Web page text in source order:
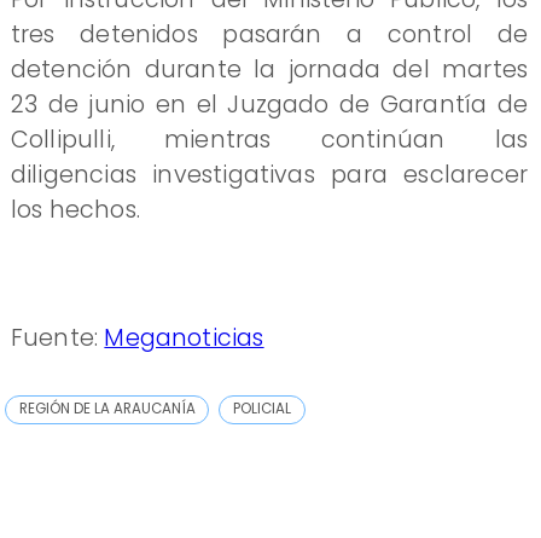
tres detenidos pasarán a control de
detención durante la jornada del martes
23 de junio en el Juzgado de Garantía de
Collipulli, mientras continúan las
diligencias investigativas para esclarecer
los hechos.
Fuente: Meganoticias
REGIÓN DE LA ARAUCANÍA POLICIAL